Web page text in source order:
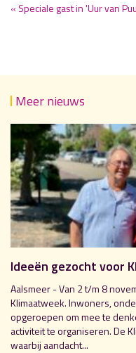
« Speciale gast in 'Uur van
Meer nieuws
Ideeën gezocht voor
Aalsmeer - Van 2 t/m 8
Klimaatweek. Inwoners,
opgeroepen om mee te
activiteit te organiseren. De
waarbij aandacht...